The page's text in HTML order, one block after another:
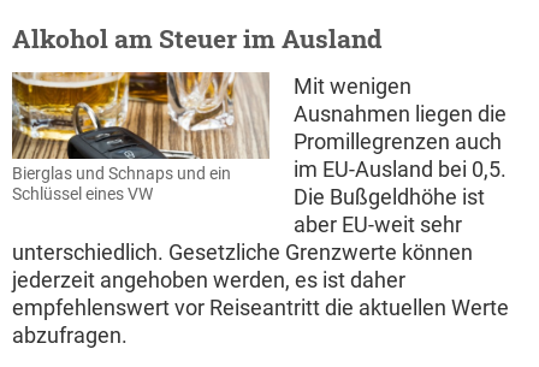
Alkohol am Steuer im Ausland
Bierglas und Schnaps und ein
Schlüssel eines VW
Mit wenigen
Ausnahmen liegen die
Promillegrenzen auch
im EU-Ausland bei 0,5.
Die Bußgeldhöhe ist
aber EU-weit sehr
unterschiedlich. Gesetzliche Grenzwerte können
jederzeit angehoben werden, es ist daher
empfehlenswert vor Reiseantritt die aktuellen Werte
abzufragen.